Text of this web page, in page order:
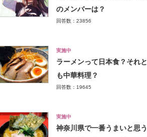
のメンバーは？
回答数：23856
実施中
ラーメンって日本食？それと
も中華料理？
回答数：19645
実施中
神奈川県で一番うまいと思う